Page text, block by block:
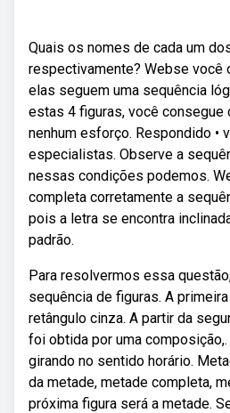
Quais os nomes de cada um
respectivamente? Webse você
elas seguem uma sequência
estas 4 figuras, você consegue
nenhum esforço. Respondido •
especialistas. Observe a
nessas condições podemos.
completa corretamente a
pois a letra se encontra
padrão.
Para resolvermos essa
sequência de figuras. A
retângulo cinza. A partir da
foi obtida por uma
girando no sentido horário.
da metade, metade completa,
próxima figura será a metade.